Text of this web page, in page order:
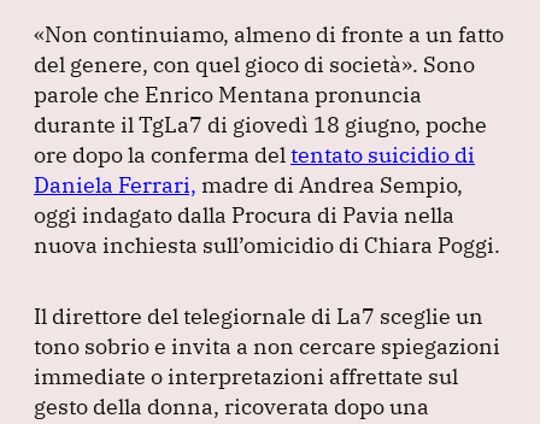
c
e
b
o
o
k
k
e
dI
n
at
s
A
p
p
e
gr
a
m
ai
l
«Non continuiamo, almeno di fronte a un fatto
del genere, con quel gioco di società». Sono
parole che Enrico Mentana pronuncia
durante il TgLa7 di giovedì 18 giugno, poche
ore dopo la conferma del tentato suicidio di
Daniela Ferrari, madre di Andrea Sempio,
oggi indagato dalla Procura di Pavia nella
nuova inchiesta sull’omicidio di Chiara Poggi.
Il direttore del telegiornale di La7 sceglie un
tono sobrio e invita a non cercare spiegazioni
immediate o interpretazioni affrettate sul
gesto della donna, ricoverata dopo una